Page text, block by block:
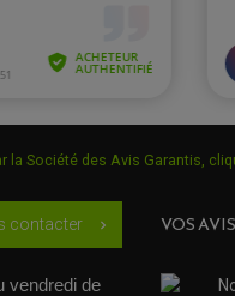
la Société des Avis Garantis,
contacter chevron_right
vendredi de
VOS